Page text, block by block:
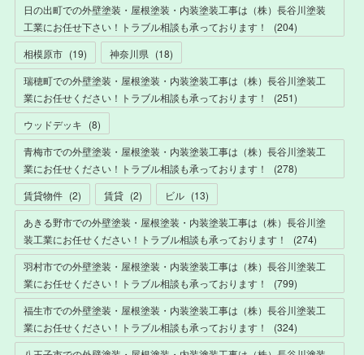
日の出町での外壁塗装・屋根塗装・内装塗装工事は（株）長谷川塗装
工業にお任せ下さい！トラブル相談も承っております！
(204)
相模原市 (19) 神奈川県 (18)
瑞穂町での外壁塗装・屋根塗装・内装塗装工事は（株）長谷川塗装工
業にお任せください！トラブル相談も承っております！
(251)
ウッドデッキ (8)
青梅市での外壁塗装・屋根塗装・内装塗装工事は（株）長谷川塗装工
業にお任せください！トラブル相談も承っております！
(278)
賃貸物件 (2) 賃貸 (2) ビル (13)
あきる野市での外壁塗装・屋根塗装・内装塗装工事は（株）長谷川塗
装工業にお任せください！トラブル相談も承っております！
(274)
羽村市での外壁塗装・屋根塗装・内装塗装工事は（株）長谷川塗装工
業にお任せください！トラブル相談も承っております！
(799)
福生市での外壁塗装・屋根塗装・内装塗装工事は（株）長谷川塗装工
業にお任せください！トラブル相談も承っております！
(324)